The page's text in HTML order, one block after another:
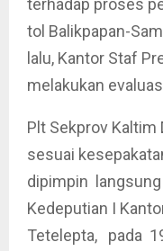
terhadap proses
tol Balikpapan-
lalu, Kantor Staf
melakukan
Plt Sekprov
sesuai
dipimpin
Kedeputian I
Tetelepta, pada